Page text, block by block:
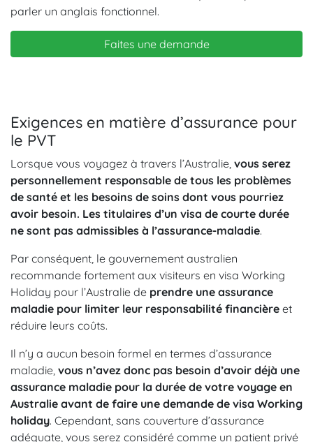
parler un anglais fonctionnel.
Faites une demande
Exigences en matière d’assurance pour
le PVT
Lorsque vous voyagez à travers l’Australie, vous serez
personnellement responsable de tous les problèmes
de santé et les besoins de soins dont vous pourriez
avoir besoin. Les titulaires d’un visa de courte durée
ne sont pas admissibles à l’assurance-maladie.
Par conséquent, le gouvernement australien
recommande fortement aux visiteurs en visa Working
Holiday pour l’Australie de prendre une assurance
maladie pour limiter leur responsabilité financière et
réduire leurs coûts.
Il n’y a aucun besoin formel en termes d’assurance
maladie, vous n’avez donc pas besoin d’avoir déjà une
assurance maladie pour la durée de votre voyage en
Australie avant de faire une demande de visa Working
holiday. Cependant, sans couverture d’assurance
adéquate, vous serez considéré comme un patient privé